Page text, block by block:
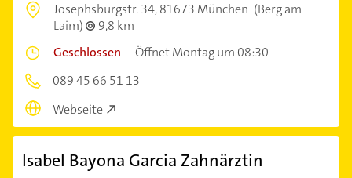
Josephsburgstr. 34,81673 München (Berg am
Laim)
9,8 km
Geschlossen –Öffnet Montag um 08:30
089 45 66 51 13
Webseite
Isabel Bayona Garcia Zahnärztin